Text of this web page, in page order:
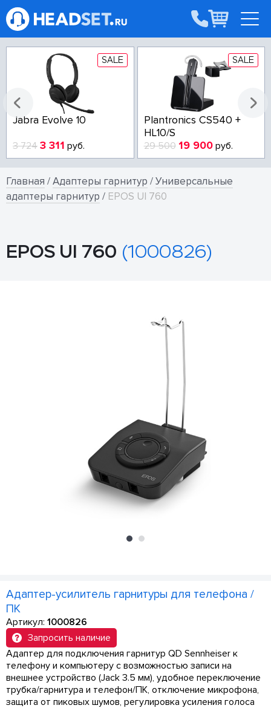
SALE
Jabra Evolve 10
3 724 3 311 руб.
SALE
Plantronics CS540 +
HL10/S
29 500 19 900руб.
Главная /Адаптеры гарнитур /Универсальные
адаптеры гарнитур / EPOS UI 760
EPOS UI 760 (1000826)
Адаптер-усилитель гарнитуры для телефона /
ПК
Артикул: 1000826
Запросить наличие
Адаптер для подключения гарнитур QD Sennheiser к
телефону и компьютеру с возможностью записи на
внешнее устройство (Jack 3.5 мм), удобное переключение
трубка/гарнитура и телефон/ПК, отключение микрофона,
защита от пиковых шумов, регулировка усиления голоса